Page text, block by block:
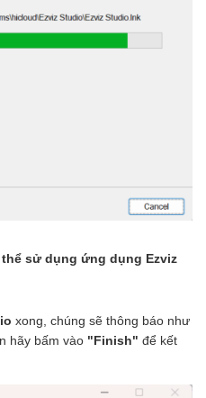
sử dụng ứng dụng Ezviz
xong, chúng sẽ thông báo như
hãy bấm vào "Finish" để kết